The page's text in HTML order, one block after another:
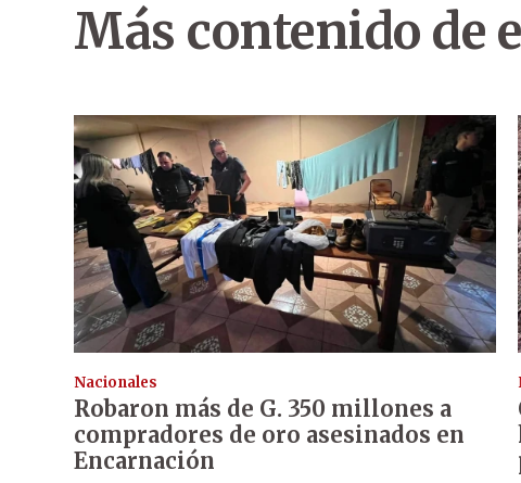
Más contenido de
Nacionales
Robaron más de G. 350 millones a
compradores de oro asesinados en
Encarnación